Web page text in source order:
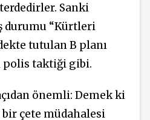
Sanki
durumu “Kürtleri
tutulan B planı
polis taktiği gibi.
önemli: Demek ki
çete müdahalesi